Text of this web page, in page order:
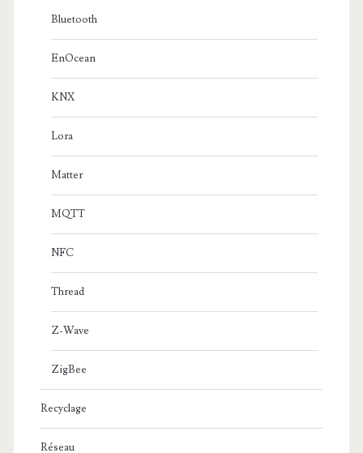
Bluetooth
EnOcean
KNX
Lora
Matter
MQTT
NFC
Thread
Z-Wave
ZigBee
Recyclage
Réseau